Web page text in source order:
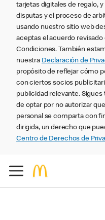
tarjetas digitales de regalo,
disputas y el proceso de
usando nuestro sitio web
aceptas el acuerdo revisado
Condiciones. También
nuestra Declaración de
propósito de reflejar cómo
con ciertos socios
publicidad relevante.
de optar por no autorizar
personal se comparta con
dirigida, un derecho que
Centro de Derechos de